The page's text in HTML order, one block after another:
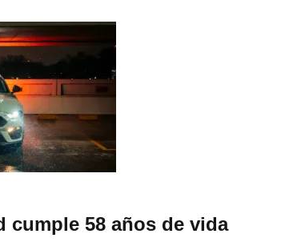
cumple 58 años de vida